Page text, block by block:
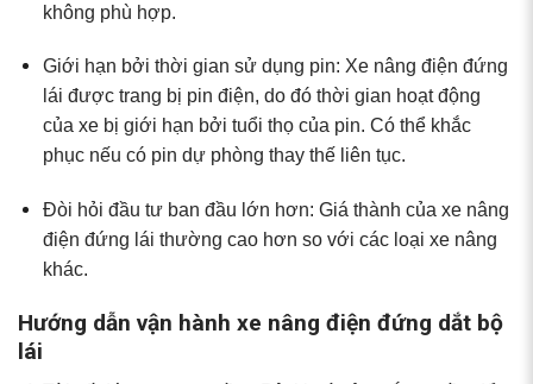
không phù hợp.
Giới hạn bởi thời gian sử dụng pin: Xe nâng điện đứng
lái được trang bị pin điện, do đó thời gian hoạt động
của xe bị giới hạn bởi tuổi thọ của pin. Có thể khắc
phục nếu có pin dự phòng thay thế liên tục.
Đòi hỏi đầu tư ban đầu lớn hơn: Giá thành của xe nâng
điện đứng lái thường cao hơn so với các loại xe nâng
khác.
Hướng dẫn vận hành xe nâng điện đứng dắt bộ
lái